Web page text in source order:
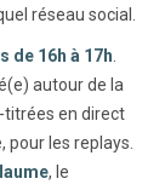
réseau social.
de 16h à 17h
autour de la
titrées en direct
les replays.
, le